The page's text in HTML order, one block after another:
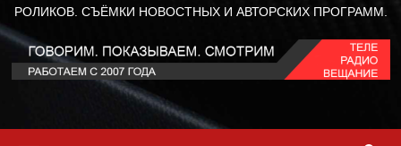
РОЛИКОВ. СЪЁМКИ НОВОСТНЫХ И АВТОРСКИХ ПРОГРАММ.